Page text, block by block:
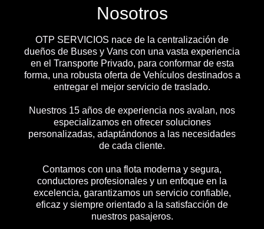
Nosotros
OTP SERVICIOS nace de la centralización de
dueños de Buses y Vans con una vasta experiencia
en el Transporte Privado, para conformar de esta
forma, una robusta oferta de Vehículos destinados a
entregar el mejor servicio de traslado.
Nuestros 15 años de experiencia nos avalan, nos
especializamos en ofrecer soluciones
personalizadas, adaptándonos a las necesidades
de cada cliente.
Contamos con una flota moderna y segura,
conductores profesionales y un enfoque en la
excelencia, garantizamos un servicio confiable,
eficaz y siempre orientado a la satisfacción de
nuestros pasajeros.